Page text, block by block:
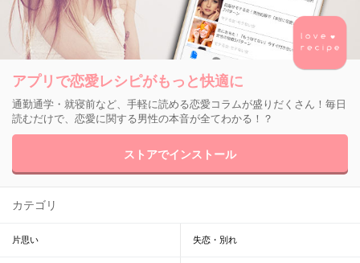
アプリで恋愛レシピがもっと快適に
通勤通学・就寝前など、手軽に読める恋愛コラムが盛りだくさん！毎日
読むだけで、恋愛に関する男性の本音が全てわかる！？
ストアでインストール
カテゴリ
片思い 失恋・別れ